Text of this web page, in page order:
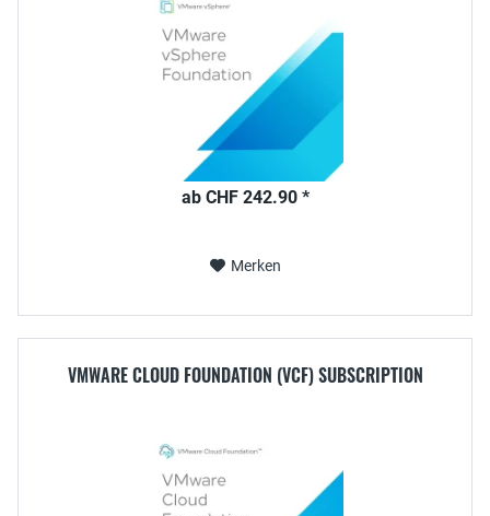
ab CHF 242.90 *
Merken
VMWARE CLOUD FOUNDATION (VCF) SUBSCRIPTION